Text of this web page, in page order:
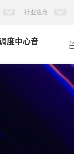
行业站点
度中心音